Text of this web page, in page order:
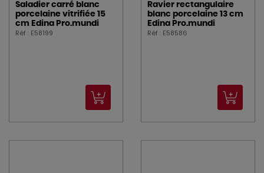
Saladier carré blanc
porcelaine vitrifiée 15
cm Edina Pro.mundi
Réf : E58199
Ravier rectangulaire
blanc porcelaine 13 cm
Edina Pro.mundi
Réf : E58586